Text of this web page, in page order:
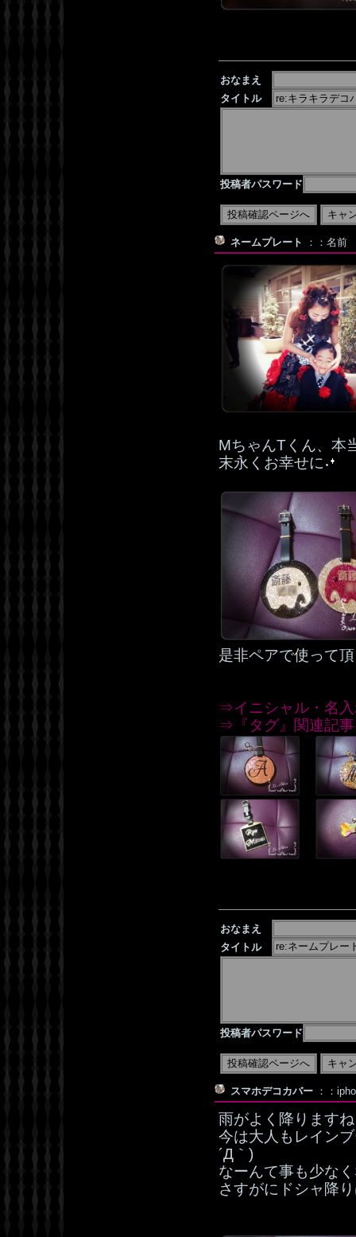
おなまえ
タイトル
投稿者パスワード
ネームプレート ：：名前
MちゃんTくん、本
末永くお幸せに
是非ペアで使って
⇒イニシャル・名
⇒『タグ』関連記事
おなまえ
タイトル
投稿者パスワード
スマホデコカバー ：：
雨がよく降ります
今は大人もレイン
´Д｀)
なーんて事も少な
さすがにドシャ降